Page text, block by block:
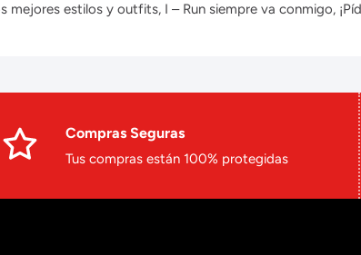
estilos y outfits, I – Run siempre va conmigo,
Compras Seguras
Tus compras están 100% protegidas